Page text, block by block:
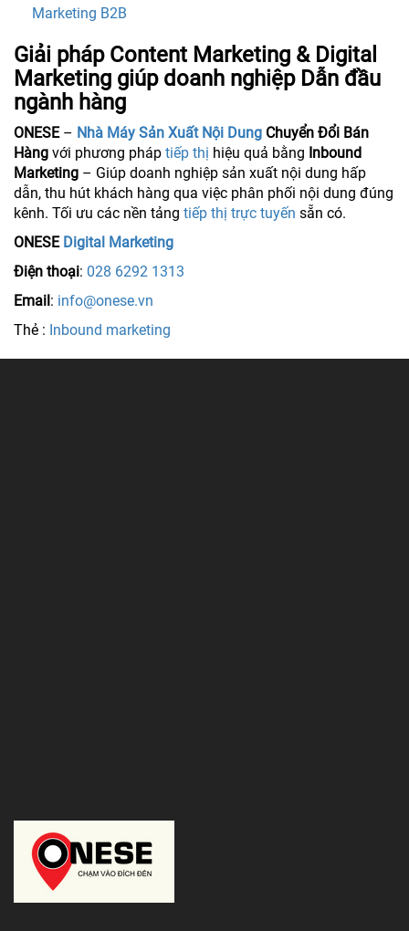
Marketing B2B
Giải pháp Content Marketing & Digital
Marketing giúp doanh nghiệp Dẫn đầu
ngành hàng
ONESE– Nhà Máy Sản Xuất Nội Dung Chuyển Đổi Bán
Hàng với phương pháp tiếp thị hiệu quả bằng Inbound
Marketing – Giúp doanh nghiệp sản xuất nội dung hấp
dẫn, thu hút khách hàng qua việc phân phối nội dung đúng
kênh. Tối ưu các nền tảng tiếp thị trực tuyến sẵn có.
ONESE Digital Marketing
Điện thoại: 028 6292 1313
Email: info@onese.vn
Thẻ : Inbound marketing